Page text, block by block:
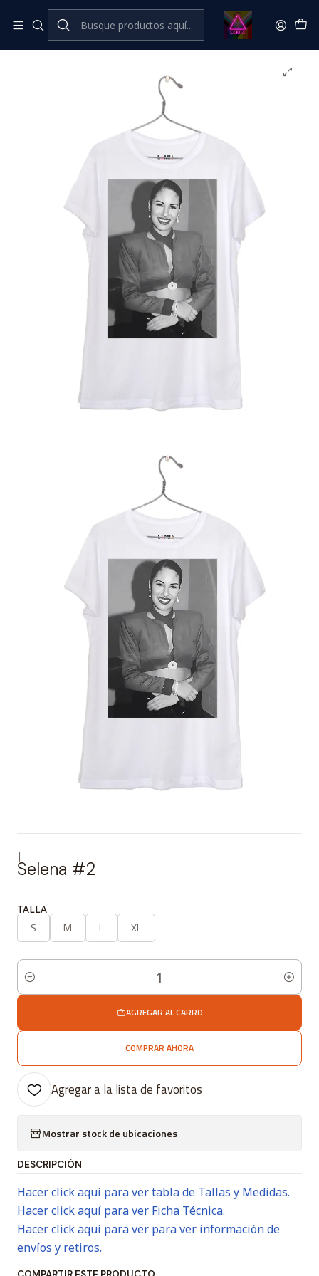
Inicio Catálogo Classic Música Classic Selena #2
|
Selena #2
TALLA
S M L XL
Cantidad
AGREGAR AL CARRO
COMPRAR AHORA
Agregar a la lista de favoritos
Mostrar stock de ubicaciones
DESCRIPCIÓN
Hacer click aquí para ver tabla de Tallas y Medidas.
Hacer click aquí para ver Ficha Técnica.
Hacer click aquí para ver para ver información de
envíos y retiros.